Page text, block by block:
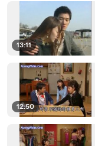
13:11
12:50